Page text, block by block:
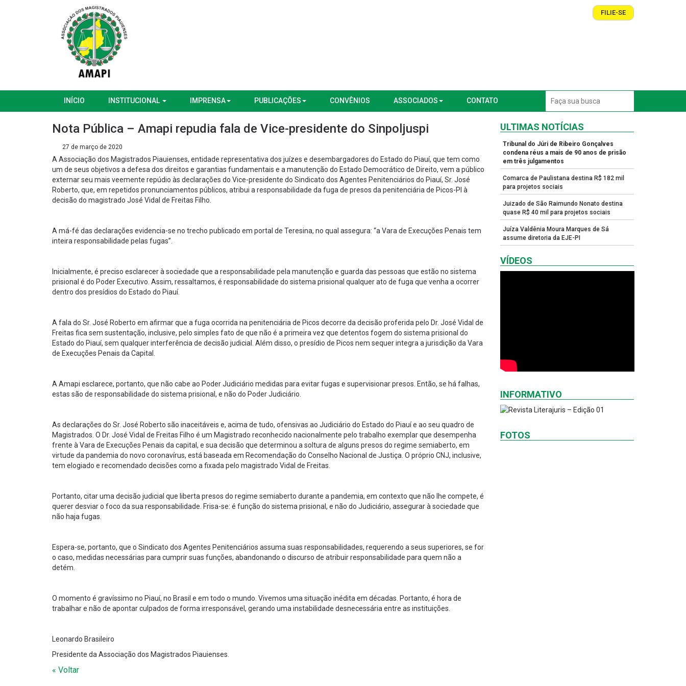
FILIE-SE
INÍCIO INSTITUCIONAL IMPRENSA PUBLICAÇÕES CONVÊNIOS ASSOCIADOS CONTATO
Nota Pública – Amapi repudia fala de Vice-presidente do Sinpoljuspi
27 de março de 2020
A Associação dos Magistrados Piauienses, entidade representativa dos juízes e desembargadores do Estado do Piauí, que tem como
um de seus objetivos a defesa dos direitos e garantias fundamentais e a manutenção do Estado Democrático de Direito, vem a público
externar seu mais veemente repúdio às declarações do Vice-presidente do Sindicato dos Agentes Penitenciários do Piauí, Sr. José
Roberto, que, em repetidos pronunciamentos públicos, atribui a responsabilidade da fuga de presos da penitenciária de Picos-PI à
decisão do magistrado José Vidal de Freitas Filho.
A má-fé das declarações evidencia-se no trecho publicado em portal de Teresina, no qual assegura: “a Vara de Execuções Penais tem
inteira responsabilidade pelas fugas”.
Inicialmente, é preciso esclarecer à sociedade que a responsabilidade pela manutenção e guarda das pessoas que estão no sistema
prisional é do Poder Executivo. Assim, ressaltamos, é responsabilidade do sistema prisional qualquer ato de fuga que venha a ocorrer
dentro dos presídios do Estado do Piauí.
A fala do Sr. José Roberto em afirmar que a fuga ocorrida na penitenciária de Picos decorre da decisão proferida pelo Dr. José Vidal de
Freitas fica sem sustentação, inclusive, pelo simples fato de que não é a primeira vez que detentos fogem do sistema prisional do
Estado do Piauí, sem qualquer interferência de decisão judicial. Além disso, o presídio de Picos nem sequer integra a jurisdição da Vara
de Execuções Penais da Capital.
A Amapi esclarece, portanto, que não cabe ao Poder Judiciário medidas para evitar fugas e supervisionar presos. Então, se há falhas,
estas são de responsabilidade do sistema prisional, e não do Poder Judiciário.
As declarações do Sr. José Roberto são inaceitáveis e, acima de tudo, ofensivas ao Judiciário do Estado do Piauí e ao seu quadro de
Magistrados. O Dr. José Vidal de Freitas Filho é um Magistrado reconhecido nacionalmente pelo trabalho exemplar que desempenha
frente à Vara de Execuções Penais da capital, e sua decisão que determinou a soltura de alguns presos do regime semiaberto, em
virtude da pandemia do novo coronavírus, está baseada em Recomendação do Conselho Nacional de Justiça. O próprio CNJ, inclusive,
tem elogiado e recomendado decisões como a fixada pelo magistrado Vidal de Freitas.
Portanto, citar uma decisão judicial que liberta presos do regime semiaberto durante a pandemia, em contexto que não lhe compete, é
querer desviar o foco da sua responsabilidade. Frisa-se: é função do sistema prisional, e não do Judiciário, assegurar à sociedade que
não haja fugas.
Espera-se, portanto, que o Sindicato dos Agentes Penitenciários assuma suas responsabilidades, requerendo a seus superiores, se for
o caso, medidas necessárias para cumprir suas funções, abandonando o discurso de atribuir responsabilidade para quem não a
detém.
O momento é gravíssimo no Piauí, no Brasil e em todo o mundo. Vivemos uma situação inédita em décadas. Portanto, é hora de
trabalhar e não de apontar culpados de forma irresponsável, gerando uma instabilidade desnecessária entre as instituições.
Leonardo Brasileiro
Presidente da Associação dos Magistrados Piauienses.
« Voltar
ULTIMAS NOTÍCIAS
Tribunal do Júri de Ribeiro Gonçalves
condena réus a mais de 90 anos de prisão
em três julgamentos
Comarca de Paulistana destina R$ 182 mil
para projetos sociais
Juizado de São Raimundo Nonato destina
quase R$ 40 mil para projetos sociais
Juíza Valdênia Moura Marques de Sá
assume diretoria da EJE-PI
VÍDEOS
INFORMATIVO
FOTOS